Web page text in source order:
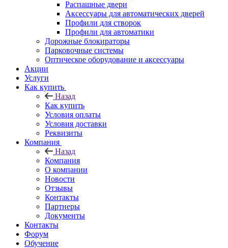
Распашные двери
Аксессуары для автоматических дверей
Профили для створок
Профили для автоматики
Дорожные блокираторы
Парковочные системы
Оптическое оборудование и аксессуары
Акции
Услуги
Как купить
Назад
Как купить
Условия оплаты
Условия доставки
Реквизиты
Компания
Назад
Компания
О компании
Новости
Отзывы
Контакты
Партнеры
Документы
Контакты
Форум
Обучение